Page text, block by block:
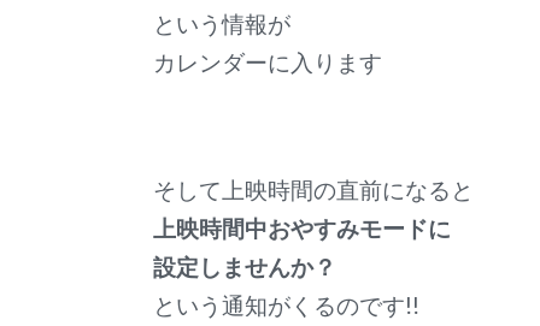
という情報が
カレンダーに入ります
そして上映時間の直前になると
上映時間中おやすみモードに
設定しませんか？
という通知がくるのです!!